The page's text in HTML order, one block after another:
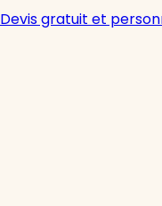
Devis gratuit et